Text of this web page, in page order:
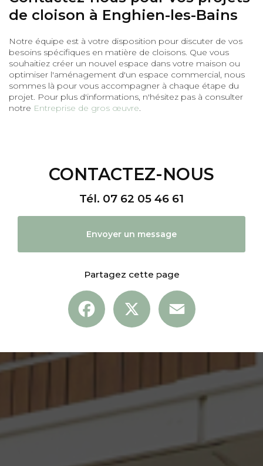
de cloison à Enghien-les-Bains
Notre équipe est à votre disposition pour discuter de vos
besoins spécifiques en matière de cloisons. Que vous
souhaitiez créer un nouvel espace dans votre maison ou
optimiser l'aménagement d'un espace commercial, nous
sommes là pour vous accompagner à chaque étape du
projet. Pour plus d'informations, n'hésitez pas à consulter
notre Entreprise de gros œuvre.
CONTACTEZ-NOUS
Tél. 07 62 05 46 61
Envoyer un message
Partagez cette page
Facebook